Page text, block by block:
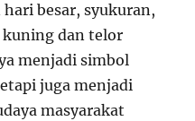
besar, syukuran,
kuning dan telor
menjadi simbol
juga menjadi
masyarakat